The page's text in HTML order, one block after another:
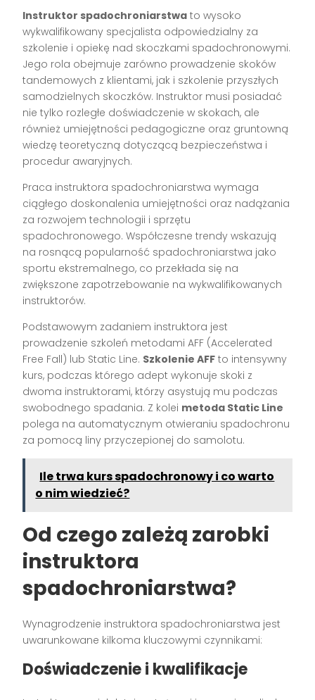
Instruktor spadochroniarstwa to wysoko
wykwalifikowany specjalista odpowiedzialny za
szkolenie i opiekę nad skoczkami spadochronowymi.
Jego rola obejmuje zarówno prowadzenie skoków
tandemowych z klientami, jak i szkolenie przyszłych
samodzielnych skoczków. Instruktor musi posiadać
nie tylko rozległe doświadczenie w skokach, ale
również umiejętności pedagogiczne oraz gruntowną
wiedzę teoretyczną dotyczącą bezpieczeństwa i
procedur awaryjnych.
Praca instruktora spadochroniarstwa wymaga
ciągłego doskonalenia umiejętności oraz nadążania
za rozwojem technologii i sprzętu
spadochronowego. Współczesne trendy wskazują
na rosnącą popularność spadochroniarstwa jako
sportu ekstremalnego, co przekłada się na
zwiększone zapotrzebowanie na wykwalifikowanych
instruktorów.
Podstawowym zadaniem instruktora jest
prowadzenie szkoleń metodami AFF (Accelerated
Free Fall) lub Static Line. Szkolenie AFF to intensywny
kurs, podczas którego adept wykonuje skoki z
dwoma instruktorami, którzy asystują mu podczas
swobodnego spadania. Z kolei metoda Static Line
polega na automatycznym otwieraniu spadochronu
za pomocą liny przyczepionej do samolotu.
Ile trwa kurs spadochronowy i co warto
o nim wiedzieć?
Od czego zależą zarobki
instruktora
spadochroniarstwa?
Wynagrodzenie instruktora spadochroniarstwa jest
uwarunkowane kilkoma kluczowymi czynnikami:
Doświadczenie i kwalifikacje